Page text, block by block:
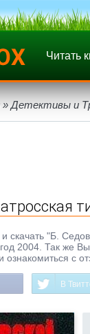
Читать
» Детективы и
и скачать "Б.
2004. Так же
ознакомиться с
В